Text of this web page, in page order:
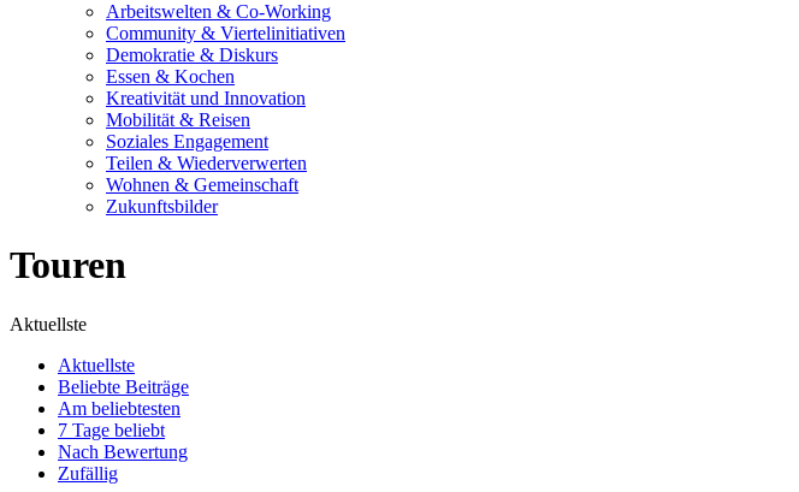
Arbeitswelten & Co-Working
Community & Viertelinitiativen
Demokratie & Diskurs
Essen & Kochen
Kreativität und Innovation
Mobilität & Reisen
Soziales Engagement
Teilen & Wiederverwerten
Wohnen & Gemeinschaft
Zukunftsbilder
Touren
Aktuellste
Aktuellste
Beliebte Beiträge
Am beliebtesten
7 Tage beliebt
Nach Bewertung
Zufällig